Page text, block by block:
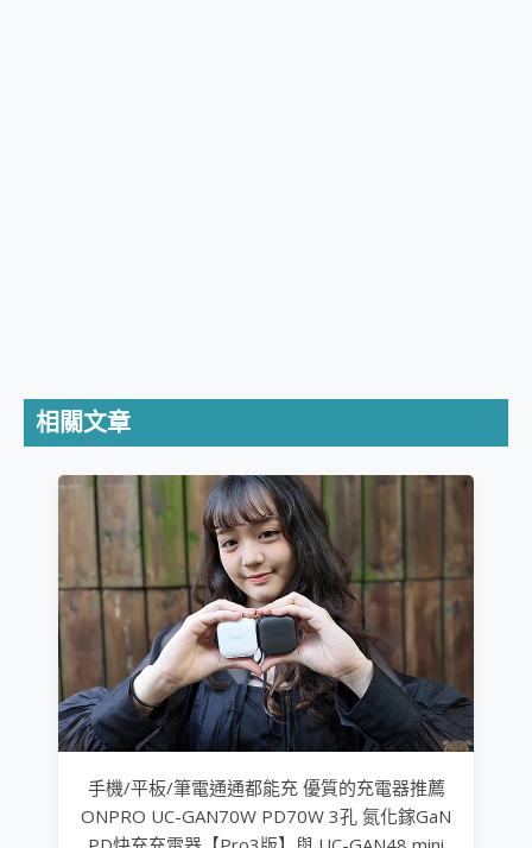
相關文章
手機/平板/筆電通通都能充 優質的充電器推薦
ONPRO UC-GAN70W PD70W 3孔 氮化鎵GaN